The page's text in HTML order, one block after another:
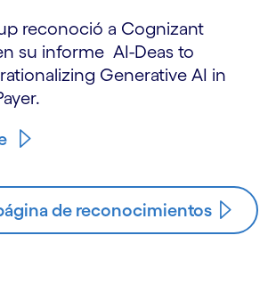
reconoció a Cognizant
su informe AI-Deas to
Generative AI in
de reconocimientos